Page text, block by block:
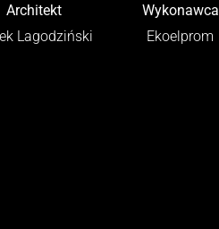
Architekt
Lagodziński
Wykonawca
Ekoelprom